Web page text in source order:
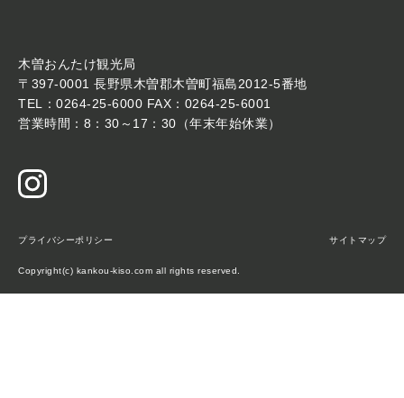
木曽おんたけ観光局
〒397-0001 長野県木曽郡木曽町福島2012-5番地
TEL：0264-25-6000 FAX：0264-25-6001
営業時間：8：30～17：30（年末年始休業）
プライバシーポリシー サイトマップ
Copyright(c) kankou-kiso.com all rights reserved.